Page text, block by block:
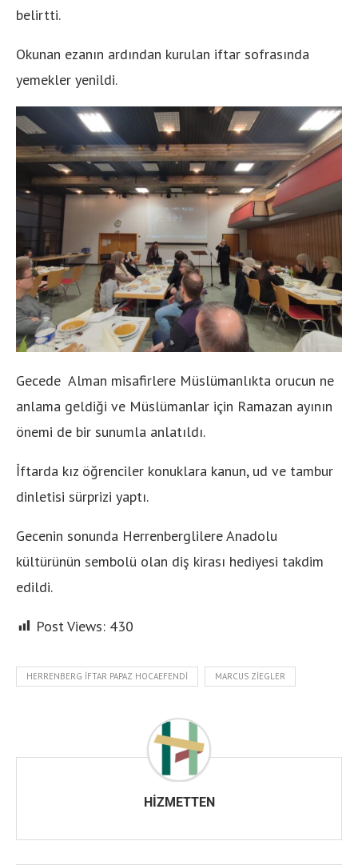
belirtti.
Okunan ezanın ardından kurulan iftar sofrasında
yemekler yenildi.
Gecede Alman misafirlere Müslümanlıkta orucun ne
anlama geldiği ve Müslümanlar için Ramazan ayının
önemi de bir sunumla anlatıldı.
İftarda kız öğrenciler konuklara kanun, ud ve tambur
dinletisi sürprizi yaptı.
Gecenin sonunda Herrenberglilere Anadolu
kültürünün sembolü olan diş kirası hediyesi takdim
edildi.
Post Views: 430
HERRENBERG İFTAR PAPAZ HOCAEFENDI MARCUS ZIEGLER
HIZMETTEN